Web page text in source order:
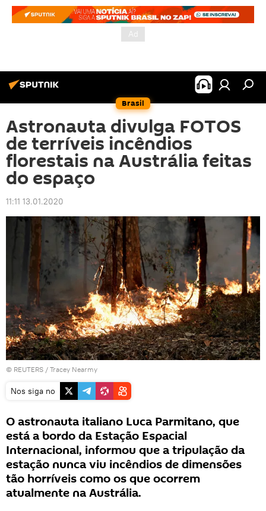
Brasil
Astronauta divulga FOTOS
de terríveis incêndios
florestais na Austrália feitas
do espaço
11:11 13.01.2020
© REUTERS / Tracey Nearmy
Nos siga no
O astronauta italiano Luca Parmitano, que
está a bordo da Estação Espacial
Internacional, informou que a tripulação da
estação nunca viu incêndios de dimensões
tão horríveis como os que ocorrem
atualmente na Austrália.